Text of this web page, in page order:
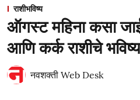
राशीभविष्य
ऑगस्ट महिना कसा
आणि कर्क राशीचे भविष्य
नवशक्ती Web Desk